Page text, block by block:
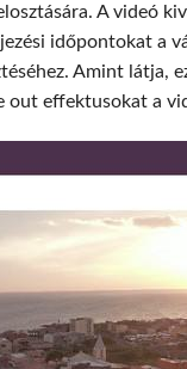
A videó
időpontokat a
Amint látja,
out effektusokat a